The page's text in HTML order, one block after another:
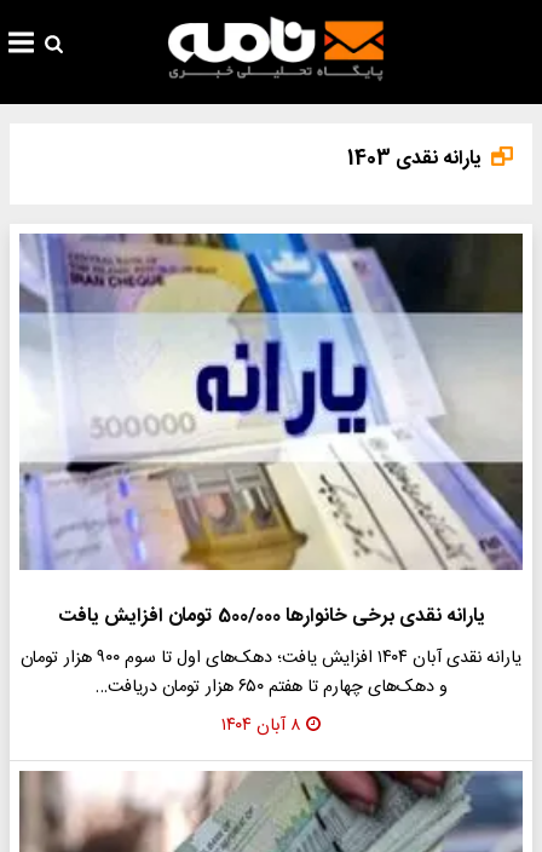
یارانه نقدی 1403
یارانه نقدی برخی خانوارها 500/000 تومان افزایش یافت
یارانه نقدی آبان ۱۴۰۴ افزایش یافت؛ دهک‌های اول تا سوم ۹۰۰ هزار تومان
و دهک‌های چهارم تا هفتم ۶۵۰ هزار تومان دریافت…
۸ آبان ۱۴۰۴